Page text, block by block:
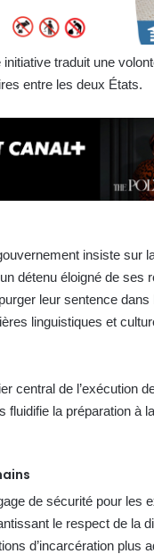
traduit une
entre les deux États.
insiste sur
détenu éloigné de ses
leur sentence
linguistiques et
central de l’exécution
fluidifie la préparation à
de sécurité pour les
le respect de la
d’incarcération plus